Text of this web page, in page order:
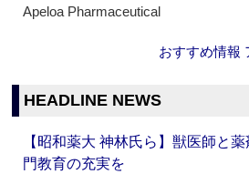
Apeloa Pharmaceutical
おすすめ情報
HEADLINE NEWS
【昭和薬大 神林氏ら】獣医師と
門教育の充実を